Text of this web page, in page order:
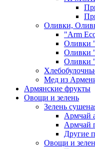
Оливки,
"Arm
Оливки
Оливки
Оливки
Мед из
Армянские фрукты
Овощи и зелень
Зелень
Армчай
Армчай
Другие
Овощи и